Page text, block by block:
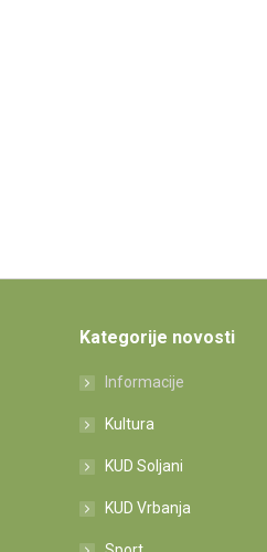
Kategorije novosti
Informacije
Kultura
KUD Soljani
KUD Vrbanja